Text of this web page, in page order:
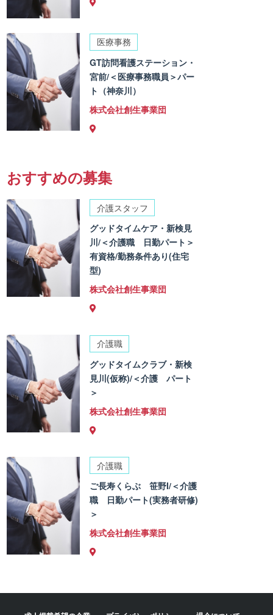
医療事務
GT訪問看護ステーション・
宮前/＜医療事務職員＞パー
ト（神奈川）
株式会社創生事業団
おすすめの募集
介護スタッフ
グッドタイムケア・新検見
川/＜介護職 日勤パート＞
有資格/勤務条件あり(住宅
型)
株式会社創生事業団
介護職
グッドタイムクラブ・新検
見川(仮称)/＜介護 パート
＞
株式会社創生事業団
介護職
ご長寿くらぶ 笹野I/＜介護
職 日勤パート(実務者研修)
＞
株式会社創生事業団